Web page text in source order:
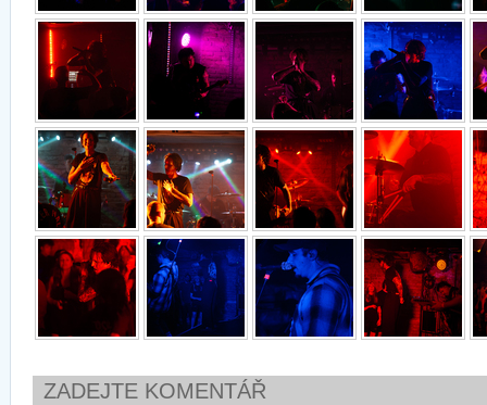
ZADEJTE KOMENTÁŘ